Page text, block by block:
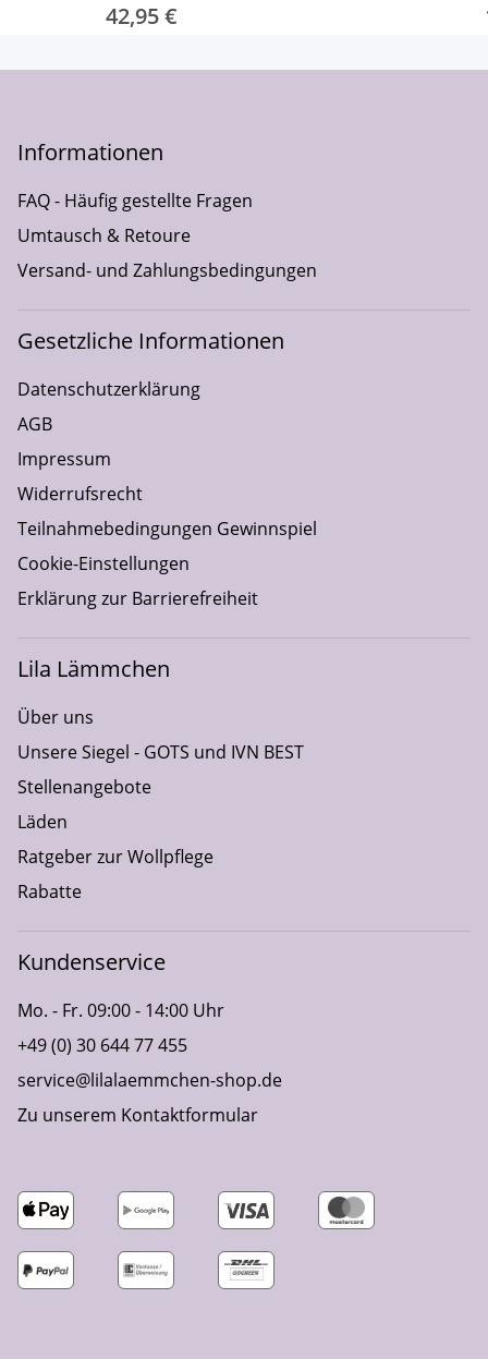
42,95 €
Informationen
FAQ - Häufig gestellte Fragen
Umtausch & Retoure
Versand- und Zahlungsbedingungen
Gesetzliche Informationen
Datenschutzerklärung
AGB
Impressum
Widerrufsrecht
Teilnahmebedingungen Gewinnspiel
Cookie-Einstellungen
Erklärung zur Barrierefreiheit
Lila Lämmchen
Über uns
Unsere Siegel - GOTS und IVN BEST
Stellenangebote
Läden
Ratgeber zur Wollpflege
Rabatte
Kundenservice
Mo. - Fr. 09:00 - 14:00 Uhr
+49 (0) 30 644 77 455
service@lilalaemmchen-shop.de
Zu unserem Kontaktformular